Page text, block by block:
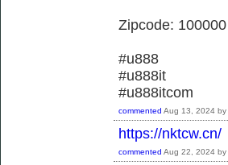
Zipcode: 100000
#u888
#u888it
#u888itcom
commented Aug 13, 2024 by
https://nktcw.cn/
commented Aug 22, 2024 by